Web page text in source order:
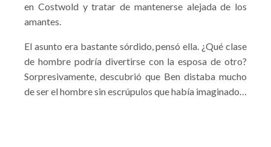
en Costwold y tratar de mantenerse alejada de los
amantes.
El asunto era bastante sórdido, pensó ella. ¿Qué clase
de hombre podría divertirse con la esposa de otro?
Sorpresivamente, descubrió que Ben distaba mucho
de ser el hombre sin escrúpulos que había imaginado…